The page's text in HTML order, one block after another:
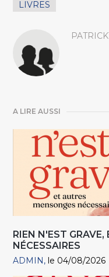
LIVRES
A LIRE AUSSI
RIEN N'EST
NÉCESSAIRES
ADMIN le 04/08/2026